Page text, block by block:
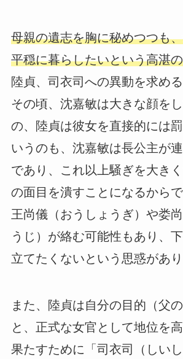
母親の遺志を胸に秘めつつも
平穏に暮らしたいという高湛
陸貞、司衣司への異動を求める
その頃、沈嘉敏は大きな顔を
の、陸貞は彼女を直接的には
いうのも、沈嘉敏は長公主が
であり、これ以上騒ぎを大き
の面目を潰すことになるからで
王尚儀（おうしょうぎ）や娄
うじ）が絡む可能性もあり、
立てたくないという思惑があり
また、陸貞は自分の目的（父
と、正式な女官として地位を
果たすために「司衣司（しい